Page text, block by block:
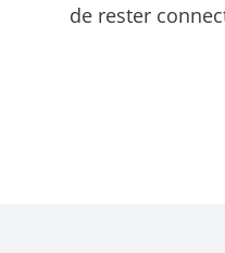
de rester